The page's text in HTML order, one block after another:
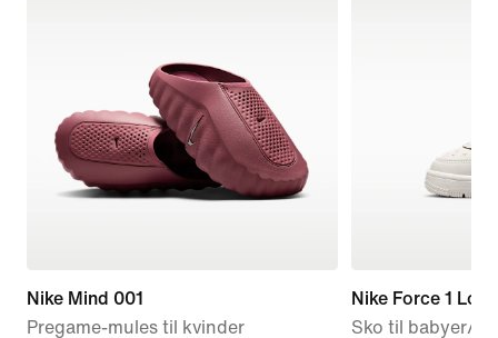
Nike Mind 001
Pregame-mules til kvinder
Nike Force 1 Low
Sko til babyer/